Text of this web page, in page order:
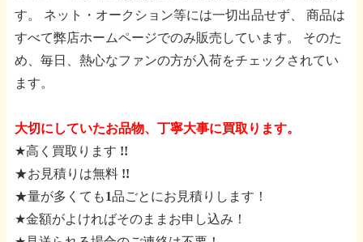
す。
ネット・オークション等には一切出品せず、
商品は
すべて弊店ホームページでのみ販売しています。
そのた
め、毎日、熱心なファンの方が入荷をチェックされてい
ます。
大切にしていたお品物、丁寧大事に買取ります。
★高く買取ります !!
★お見積りは無料 !!
★量が多くても1品ごとにお見積りします！
★金額がよければそのままお申し込み！